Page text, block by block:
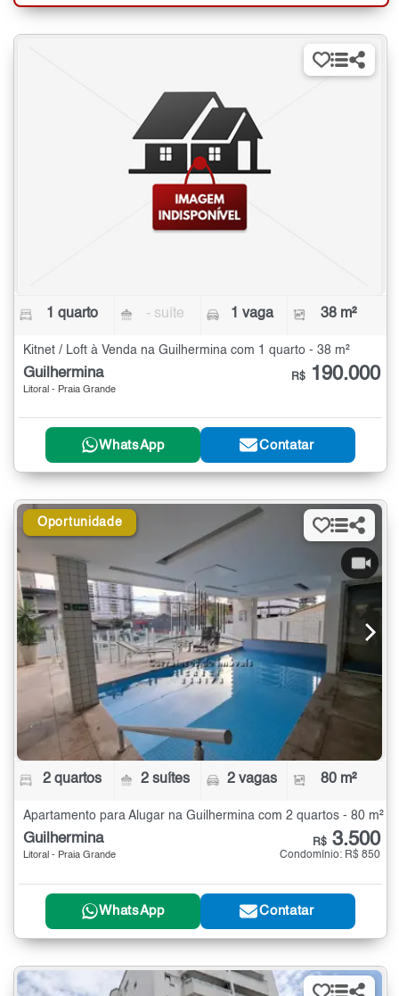
1 quarto - suíte 1 vaga 38 m²
Kitnet / Loft à Venda na Guilhermina com 1 quarto - 38 m²
Guilhermina
Litoral - Praia Grande
R$ 190.000
WhatsApp Contatar
Oportunidade
2 quartos 2 suítes 2 vagas 80 m²
Apartamento para Alugar na Guilhermina com 2 quartos - 80 m²
Guilhermina
Litoral - Praia Grande
R$ 3.500
Condomínio: R$ 850
WhatsApp Contatar